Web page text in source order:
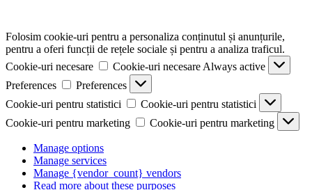
Folosim cookie-uri pentru a personaliza conținutul și anunțurile,
pentru a oferi funcții de rețele sociale și pentru a analiza traficul.
Cookie-uri necesare
Cookie-uri necesare Always active
Preferences
Preferences
Cookie-uri pentru statistici
Cookie-uri pentru statistici
Cookie-uri pentru marketing
Cookie-uri pentru marketing
Manage options
Manage services
Manage {vendor_count} vendors
Read more about these purposes